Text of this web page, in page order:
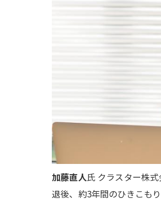
加藤直人氏 クラスター株
退後、約3年間のひきこも